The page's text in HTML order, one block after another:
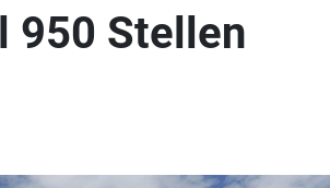
950 Stellen